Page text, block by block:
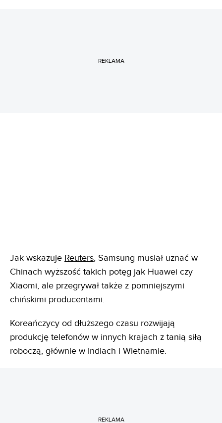
REKLAMA
Jak wskazuje Reuters, Samsung musiał uznać w
Chinach wyższość takich potęg jak Huawei czy
Xiaomi, ale przegrywał także z pomniejszymi
chińskimi producentami.
Koreańczycy od dłuższego czasu rozwijają
produkcję telefonów w innych krajach z tanią siłą
roboczą, głównie w Indiach i Wietnamie.
REKLAMA